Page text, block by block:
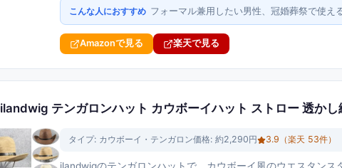
こんな人におすすめ フォーマル兼用したい男性、冠婚葬祭で使え
Amazonで見る 楽天で見る
ilandwig テンガロンハット カウボーイハット ストロー 透か
タイプ: カウボーイ・テンガロン価格: 約2,290円 3.9 （楽天 53件）